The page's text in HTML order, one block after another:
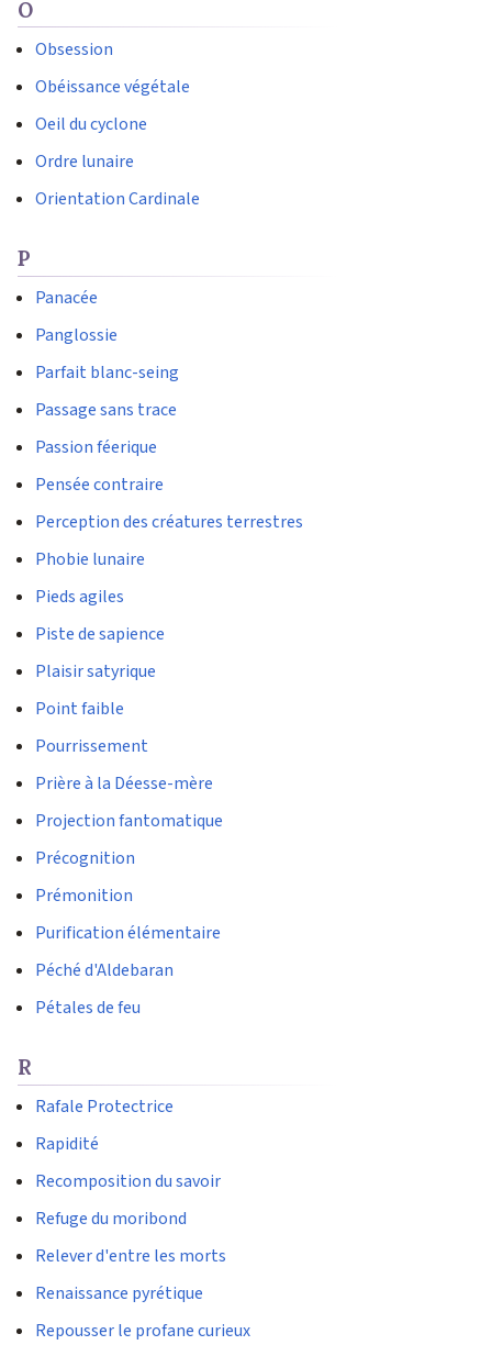
O
Obsession
Obéissance végétale
Oeil du cyclone
Ordre lunaire
Orientation Cardinale
P
Panacée
Panglossie
Parfait blanc-seing
Passage sans trace
Passion féerique
Pensée contraire
Perception des créatures terrestres
Phobie lunaire
Pieds agiles
Piste de sapience
Plaisir satyrique
Point faible
Pourrissement
Prière à la Déesse-mère
Projection fantomatique
Précognition
Prémonition
Purification élémentaire
Péché d'Aldebaran
Pétales de feu
R
Rafale Protectrice
Rapidité
Recomposition du savoir
Refuge du moribond
Relever d'entre les morts
Renaissance pyrétique
Repousser le profane curieux